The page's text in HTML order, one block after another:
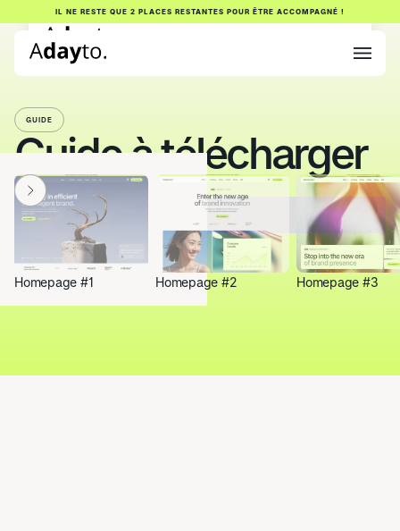
IL NE RESTE QUE 2 PLACES RESTANTES POUR ÊTRE ACCOMPAGNÉ !
Homepage #1 Homepage #2 Homepage #3
GUIDE
Guide à télécharger
Aucun guide trouvé.